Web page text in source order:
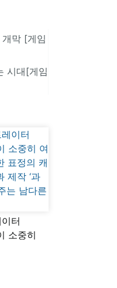
개막 [게임
시대[게임
터
소중히